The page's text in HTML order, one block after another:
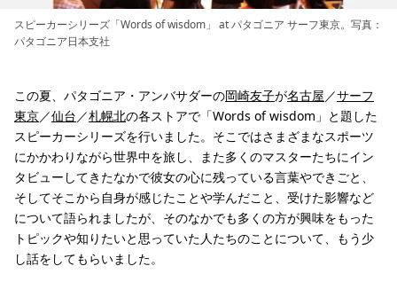
スピーカーシリーズ「Words of wisdom」 at パタゴニア サーフ東京。写真：
パタゴニア日本支社
この夏、パタゴニア・アンバサダーの岡崎友子が名古屋／サーフ
東京／仙台／札幌北の各ストアで「Words of wisdom」と題した
スピーカーシリーズを行いました。そこではさまざまなスポーツ
にかかわりながら世界中を旅し、また多くのマスターたちにイン
タビューしてきたなかで彼女の心に残っている言葉やできごと、
そしてそこから自身が感じたことや学んだこと、受けた影響など
について語られましたが、そのなかでも多くの方が興味をもった
トピックや知りたいと思っていた人たちのことについて、もう少
し話をしてもらいました。